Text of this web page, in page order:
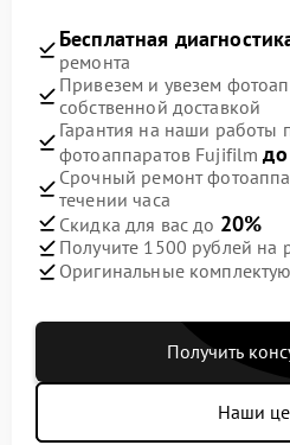
Бесплатная
ремонта
Привезем и увезем
собственной доставкой
Гарантия на наши работы
фотоаппаратов Fujifilm
Срочный ремонт
течении часа
Скидка для вас до 20%
Получите 1500 рублей на
Оригинальные
Получить
Наши